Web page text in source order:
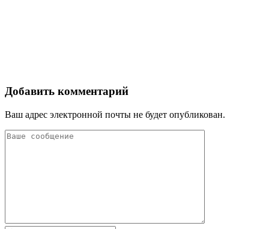
Добавить комментарий
Ваш адрес электронной почты не будет опубликован.